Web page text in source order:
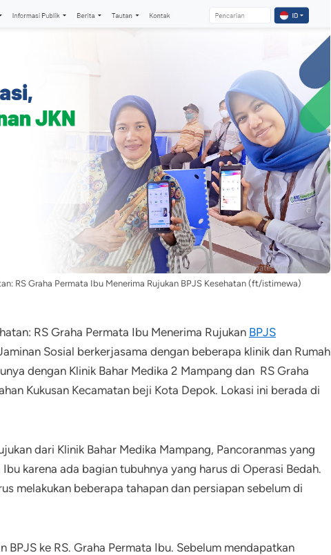
RS Graha Permata Ibu Menerima Rujukan BPJS Kesehatan (ft/istimewa)
RS Graha Permata Ibu Menerima Rujukan BPJS
Sosial berkerjasama dengan beberapa klinik dan Rumah
dengan Klinik Bahar Medika 2 Mampang dan RS Graha
Kukusan Kecamatan beji Kota Depok. Lokasi ini berada di
dari Klinik Bahar Medika Mampang, Pancoranmas yang
karena ada bagian tubuhnya yang harus di Operasi Bedah.
melakukan beberapa tahapan dan persiapan sebelum di
BPJS ke RS. Graha Permata Ibu. Sebelum mendapatkan